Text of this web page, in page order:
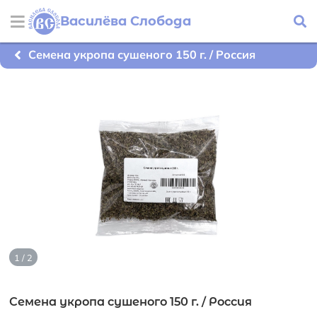
Василёва Слобода
Семена укропа сушеного 150 г. / Россия
1 / 2
Семена укропа сушеного 150 г. / Россия